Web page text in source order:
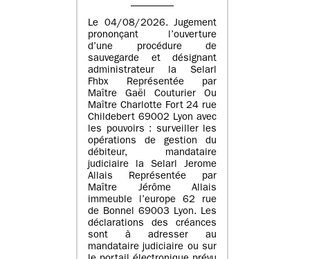
Le 04/08/2026. Jugement
prononçant l’ouverture
d’une procédure de
sauvegarde et désignant
administrateur la Selarl
Fhbx Représentée par
Maître Gaël Couturier Ou
Maître Charlotte Fort 24 rue
Childebert 69002 Lyon avec
les pouvoirs : surveiller les
opérations de gestion du
débiteur, mandataire
judiciaire la Selarl Jerome
Allais Représentée par
Maître Jérôme Allais
immeuble l’europe 62 rue
de Bonnel 69003 Lyon. Les
déclarations des créances
sont à adresser au
mandataire judiciaire ou sur